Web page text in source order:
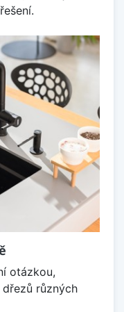
otázkou,
různých